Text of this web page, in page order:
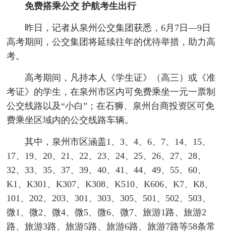
免费搭乘公交 护航考生出行
昨日，记者从泉州公交集团获悉，6月7日—9日
高考期间，公交集团将延续往年的优待举措，助力高
考。
高考期间，凡持本人《学生证》（高三）或《准
考证》的学生，在泉州市区内可免费乘坐一元一票制
公交线路以及“小白”；在石狮、泉州台商投资区可免
费乘坐区域内的公交线路车辆。
其中，泉州市区涵盖1、3、4、6、7、14、15、
17、19、20、21、22、23、24、25、26、27、28、
32、33、35、37、39、40、41、44、49、55、60、
K1、K301、K307、K308、K510、K606、K7、K8、
101、202、203、301、303、305、501、502、503、
微1、微2、微4、微5、微6、微7、旅游1路、旅游2
路、旅游3路、旅游5路、旅游6路、旅游7路等58条常